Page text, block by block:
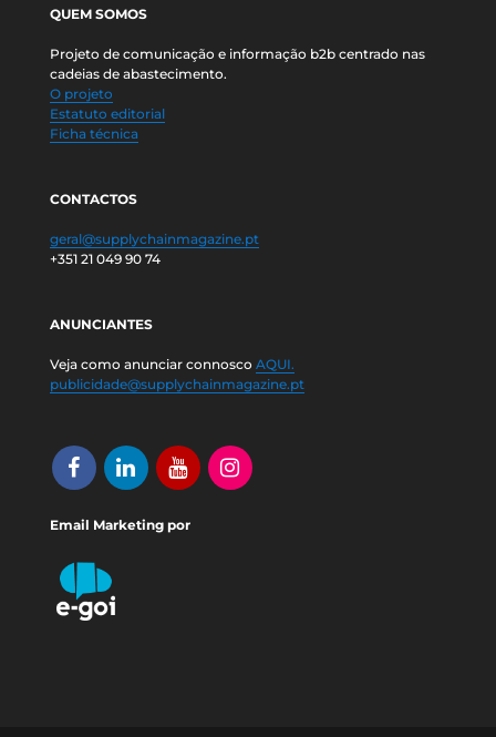
QUEM SOMOS
Projeto de comunicação e informação b2b centrado nas
cadeias de abastecimento.
O projeto
Estatuto editorial
Ficha técnica
CONTACTOS
geral@supplychainmagazine.pt
+351 21 049 90 74
ANUNCIANTES
Veja como anunciar connosco AQUI.
publicidade@supplychainmagazine.pt
Email Marketing por